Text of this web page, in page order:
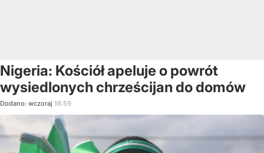
Nigeria: Kościół apeluje o powrót
wysiedlonych chrześcijan do domów
Dodano: wczoraj 18:59